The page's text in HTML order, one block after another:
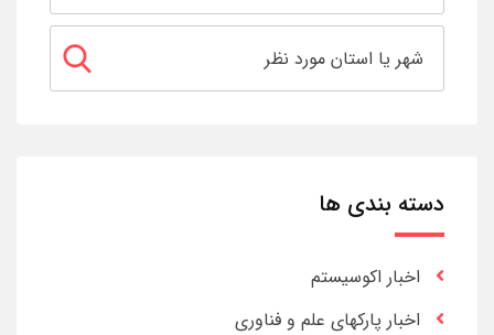
دسته بندی ها
اخبار اکوسیستم
اخبار پارکهای علم و فناوری